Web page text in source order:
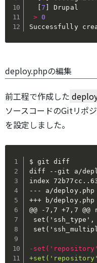
[7 ]
Drupal
> 0
Successfully
deploy.phpの編集
前工程で作成した
ソースコードのGitリポ
を設定しました。
$ git diff
diff --git a/
--- a/deploy.php
+++ b/deploy.php
-
+